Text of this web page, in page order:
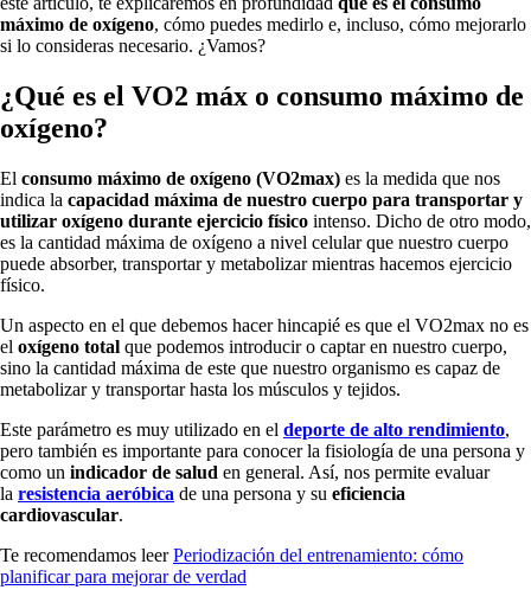
máximo de oxígeno, cómo puedes medirlo e, incluso, cómo mejorarlo
si lo consideras necesario. ¿Vamos?
¿Qué es el VO2 máx o consumo máximo de
oxígeno?
El consumo máximo de oxígeno (VO2max) es la medida que nos
indica la capacidad máxima de nuestro cuerpo para transportar y
utilizar oxígeno durante ejercicio físico intenso. Dicho de otro modo,
es la cantidad máxima de oxígeno a nivel celular que nuestro cuerpo
puede absorber, transportar y metabolizar mientras hacemos ejercicio
físico.
Un aspecto en el que debemos hacer hincapié es que el VO2max no es
el oxígeno total que podemos introducir o captar en nuestro cuerpo,
sino la cantidad máxima de este que nuestro organismo es capaz de
metabolizar y transportar hasta los músculos y tejidos.
Este parámetro es muy utilizado en el deporte de alto rendimiento,
pero también es importante para conocer la fisiología de una persona y
como un indicador de salud en general. Así, nos permite evaluar
la resistencia aeróbica de una persona y su eficiencia
cardiovascular.
Te recomendamos leerPeriodización del entrenamiento: cómo
planificar para mejorar de verdad